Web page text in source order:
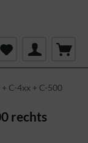
C-4xx + C-500
rechts